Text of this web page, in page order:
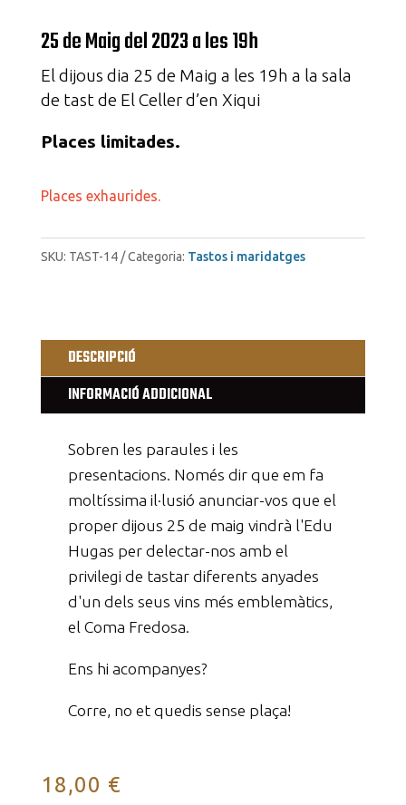
25 de Maig del 2023 a les 19h
El dijous dia 25 de Maig a les 19h a la sala
de tast de El Celler d’en Xiqui
Places limitades.
Places exhaurides.
SKU: TAST-14 Categoria: Tastos i maridatges
DESCRIPCIÓ
INFORMACIÓ ADDICIONAL
Sobren les paraules i les
presentacions. Només dir que em fa
moltíssima il·lusió anunciar-vos que el
proper dijous 25 de maig vindrà l'Edu
Hugas per delectar-nos amb el
privilegi de tastar diferents anyades
d'un dels seus vins més emblemàtics,
el Coma Fredosa.
Ens hi acompanyes?
Corre, no et quedis sense plaça!
18,00 €